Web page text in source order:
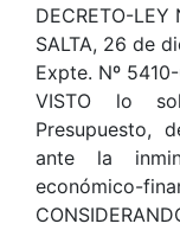
DECRETO-LEY
SALTA, 26 de
Expte. Nº
VISTO lo
Presupuesto,
ante la
económico-